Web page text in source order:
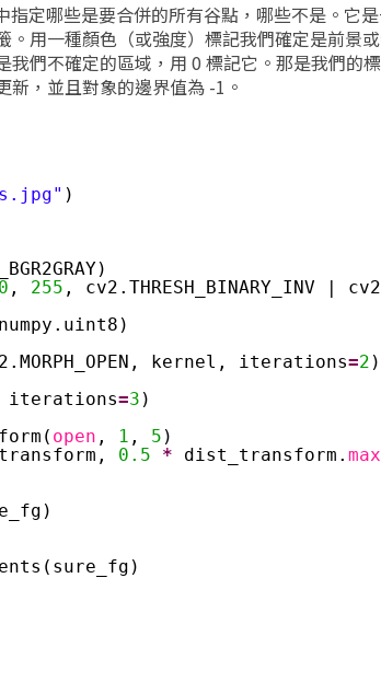
定哪些是要合併的所有谷點，哪些不是。它
用一種顏色（或強度）標記我們確定是前景或
們不確定的區域，用 0 標記它。那是我們的
，並且對象的邊界值為 -1。
)
0 , 255 , cv2.THRESH_BINARY_INV |
numpy.uint8)
kernel, iterations=2 )
iterations=3 )
open , 1 , 5 )
0.5 * dist_transform.max